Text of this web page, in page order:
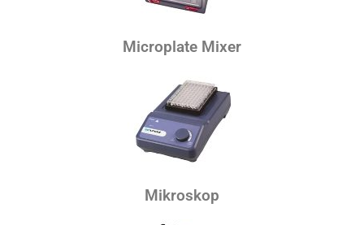
Microplate Mixer
Mikroskop